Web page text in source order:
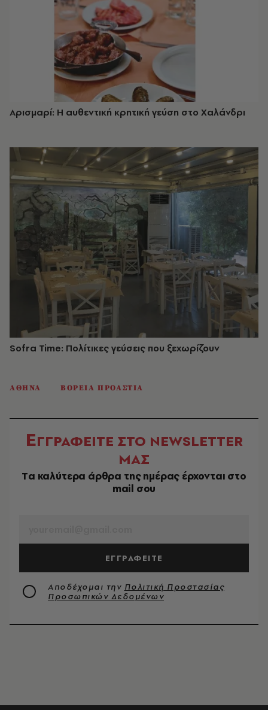
Αρισμαρί: Η αυθεντική κρητική γεύση στο Χαλάνδρι
Sofra Time: Πολίτικες γεύσεις που ξεχωρίζουν
ΑΘΗΝΑ ΒΟΡΕΙΑ ΠΡΟΑΣΤΙΑ
ΕΓΓΡΑΦΕΙΤΕ ΣΤΟ NEWSLETTER
ΜΑΣ
Tα καλύτερα άρθρα της ημέρας έρχονται στο
mail σου
ΕΓΓΡΑΦΕΙΤΕ
Αποδέχομαι την Πολιτική Προστασίας
Προσωπικών Δεδομένων